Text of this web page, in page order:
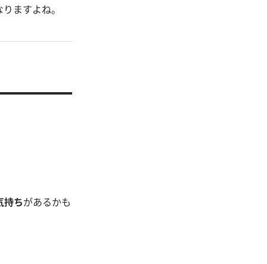
ますよね。
持ちがあるかも